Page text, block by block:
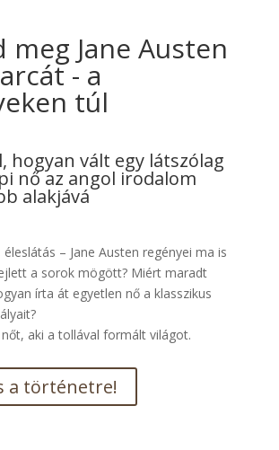
meg Jane Austen
- a
túl
hogyan vált egy látszólag
nő az angol irodalom
alakjává
– Jane Austen regényei ma is
a sorok mögött? Miért maradt
írta át egyetlen nő a klasszikus
aki a tollával formált világot.
a történetre!